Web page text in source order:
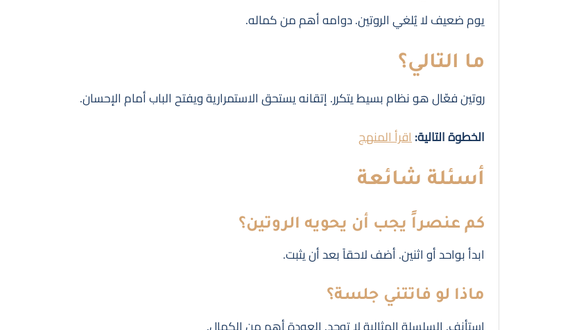
يوم ضعيف لا يُلغي الروتين. دوامه أهم من كماله.
ما التالي؟
روتين فعّال هو نظام بسيط يتكرر. إتقانه يستحق الاستمرارية ويفتح الباب أمام الإحسان.
الخطوة التالية:اقرأ المنهج
أسئلة شائعة
كم عنصراً يجب أن يحويه الروتين؟
ابدأ بواحد أو اثنين. أضف لاحقاً بعد أن يثبت.
ماذا لو فاتتني جلسة؟